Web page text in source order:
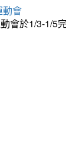
動會
會於1/3-1/5